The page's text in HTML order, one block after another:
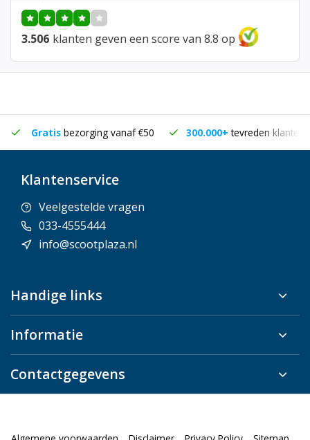
3.506 klanten geven een score van 8.8 op
Gratis bezorging vanaf €50 300.000+tevreden klanten
Klantenservice
Veelgestelde vragen
033-4555444
info@scootplaza.nl
Handige links
Informatie
Contactgegevens